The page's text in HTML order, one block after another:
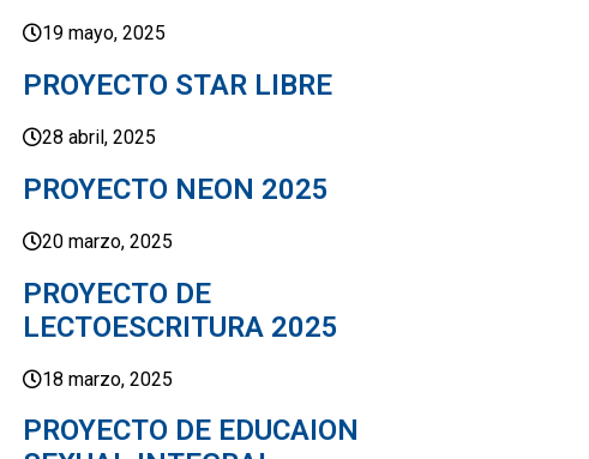
19 mayo, 2025
PROYECTO STAR LIBRE
28 abril, 2025
PROYECTO NEON 2025
20 marzo, 2025
PROYECTO DE
LECTOESCRITURA 2025
18 marzo, 2025
PROYECTO DE EDUCAION